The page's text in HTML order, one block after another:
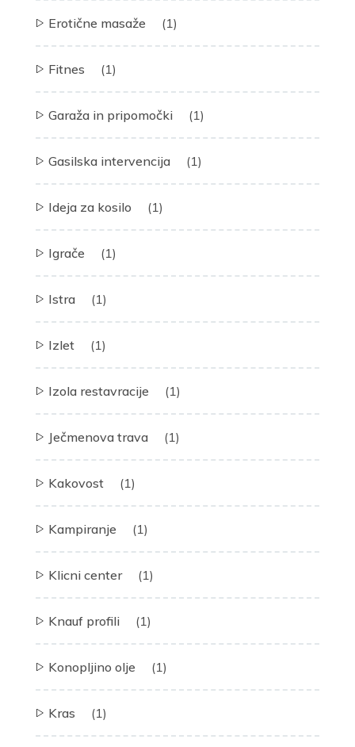
Erotične masaže (1)
Fitnes (1)
Garaža in pripomočki (1)
Gasilska intervencija (1)
Ideja za kosilo (1)
Igrače (1)
Istra (1)
Izlet (1)
Izola restavracije (1)
Ječmenova trava (1)
Kakovost (1)
Kampiranje (1)
Klicni center (1)
Knauf profili (1)
Konopljino olje (1)
Kras (1)